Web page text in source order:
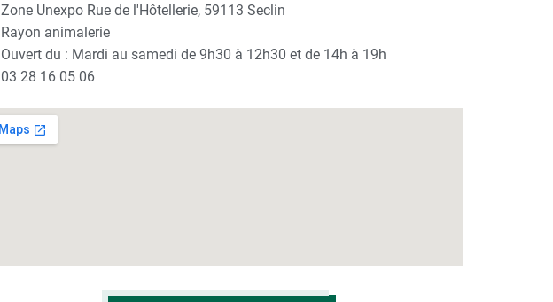
Zone Unexpo Rue de l'Hôtellerie, 59113 Seclin
Rayon animalerie
Ouvert du : Mardi au samedi de 9h30 à 12h30 et de 14h à 19h
03 28 16 05 06